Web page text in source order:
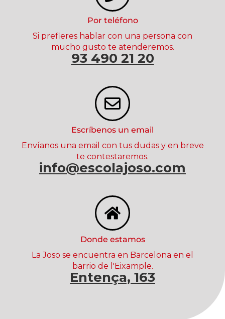
Por teléfono
Si prefieres hablar con una persona con
mucho gusto te atenderemos.
93 490 21 20
Escríbenos un email
Envíanos una email con tus dudas y en breve
te contestaremos.
info@escolajoso.com
Donde estamos
La Joso se encuentra en Barcelona en el
barrio de l'Eixample.
Entença, 163